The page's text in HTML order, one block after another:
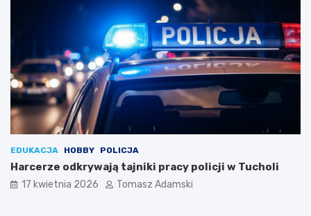
EDUKACJA HOBBY POLICJA
Harcerze odkrywają tajniki pracy policji w Tucholi
17 kwietnia 2026 Tomasz Adamski